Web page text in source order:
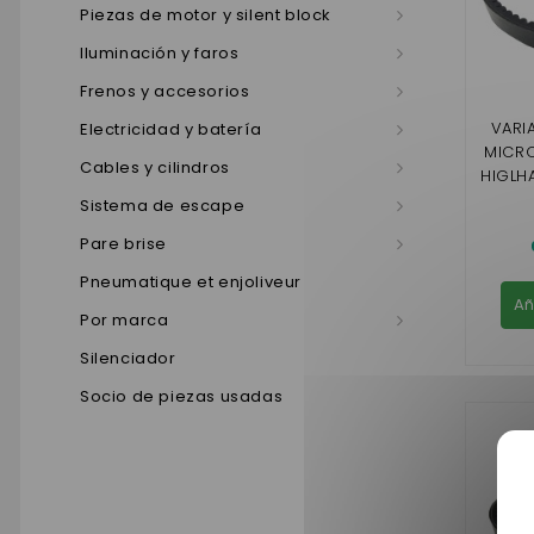
Piezas de motor y silent block
Iluminación y faros
Frenos y accesorios
Electricidad y batería
Cables y cilindros
Sistema de escape
Pare brise
Pneumatique et enjoliveur
Por marca
Silenciador
Socio de piezas usadas
,